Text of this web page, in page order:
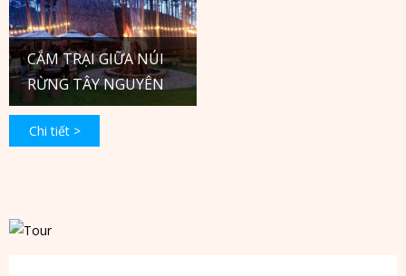
CẮM TRẠI GIỮA NÚI
RỪNG TÂY NGUYÊN
Chi tiết >